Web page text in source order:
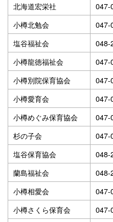
北海道宏栄社
047-
小樽北勉会
047-
塩谷福祉会
048-
小樽龍徳福祉会
047-
小樽別院保育協会
047-
小樽愛育会
047-
小樽めぐみ保育協会
047-
杉の子会
047-
塩谷保育協会
048-
蘭島福祉会
048-
小樽相愛会
047-
小樽さくら保育会
047-